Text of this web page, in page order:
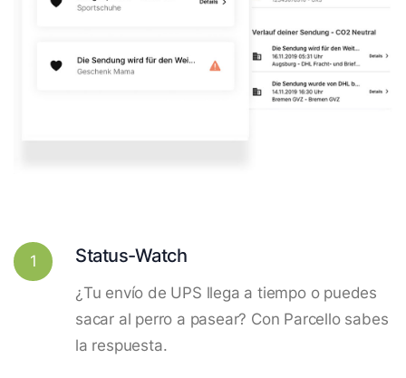
1 Status-Watch
¿Tu envío de UPS llega a tiempo o puedes
sacar al perro a pasear? Con Parcello sabes
la respuesta.